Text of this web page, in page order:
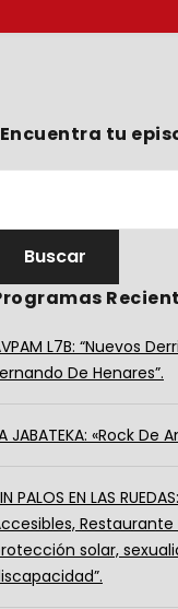
tu
L7B: “Nuevos
De Henares”.
JABATEKA: «Rock De
PALOS EN LAS
solar,